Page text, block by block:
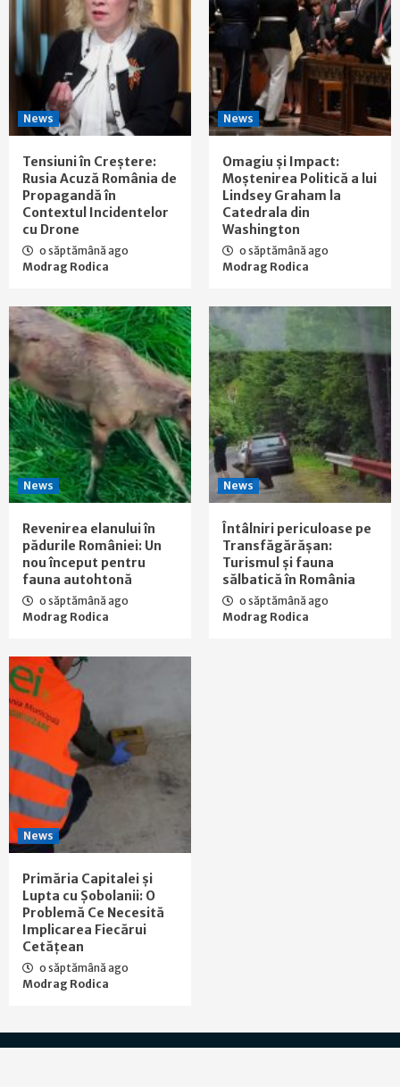
News
Tensiuni în Creștere:
Rusia Acuză România de
Propagandă în
Contextul Incidentelor
cu Drone
o săptămână ago
Modrag Rodica
News
Omagiu și Impact:
Moștenirea Politică a lui
Lindsey Graham la
Catedrala din
Washington
o săptămână ago
Modrag Rodica
News
Revenirea elanului în
pădurile României: Un
nou început pentru
fauna autohtonă
o săptămână ago
Modrag Rodica
News
Întâlniri periculoase pe
Transfăgărășan:
Turismul și fauna
sălbatică în România
o săptămână ago
Modrag Rodica
News
Primăria Capitalei și
Lupta cu Șobolanii: O
Problemă Ce Necesită
Implicarea Fiecărui
Cetățean
o săptămână ago
Modrag Rodica